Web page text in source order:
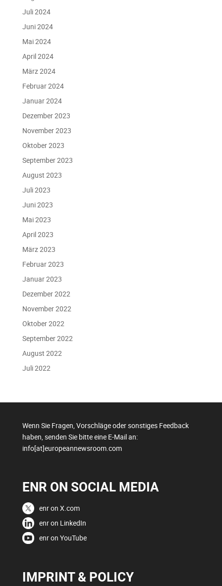
Juli 2024
Juni 2024
Mai 2024
April 2024
März 2024
Februar 2024
Januar 2024
Dezember 2023
November 2023
Oktober 2023
September 2023
August 2023
Juli 2023
Juni 2023
Mai 2023
April 2023
März 2023
Februar 2023
Januar 2023
Dezember 2022
November 2022
Oktober 2022
September 2022
August 2022
Juli 2022
Wenn Sie Fragen, Vorschläge oder sonstiges Feedback
haben, senden Sie bitte eine E-Mail an:
info[at]europeannewsroom.com
ENR ON SOCIAL MEDIA
enr on X.com
enr on LinkedIn
enr on YouTube
IMPRINT & POLICY